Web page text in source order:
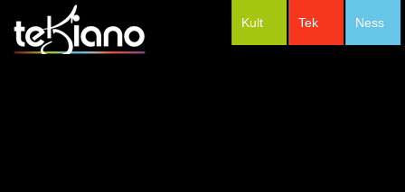
Ness
Tek
Kult